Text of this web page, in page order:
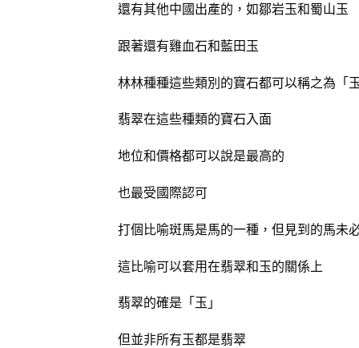
還有其他中國出產的，如鄒岩玉和蜀山玉
跟著還有雞血石和藍田玉
林林種種這些類別的寶石都可以稱之為「玉
翡翠在這些種類的寶石入面
地位和價格都可以說是最高的
也最受國際認可
打個比喻斑馬是馬的一種，但見到的馬未
這比喻可以套用在翡翠和玉的關係上
翡翠的確是「玉」
但並非所有玉都是翡翠